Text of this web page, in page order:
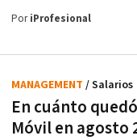
PoriProfesional
En cuánto
Móvil en agosto
MANAGEMENT / Salarios